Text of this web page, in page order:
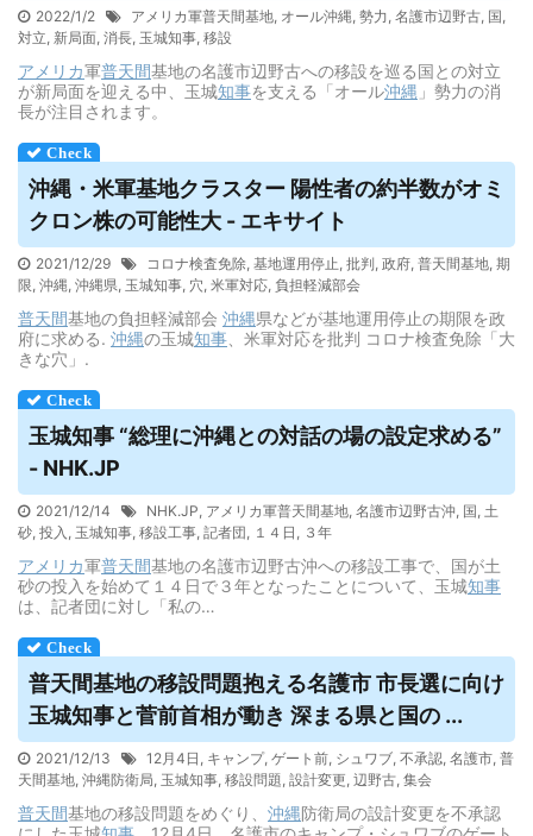
2022/1/2 アメリカ軍普天間基地, オール沖縄, 勢力, 名護市辺野古, 国,
対立, 新局面, 消長, 玉城知事, 移設
アメリカ軍普天間基地の名護市辺野古への移設を巡る国との対立
が新局面を迎える中、玉城知事を支える「オール沖縄 」勢力の消
長が注目されます。
沖縄・米軍基地クラスター 陽性者の約半数がオミ
クロン株の可能性大 - エキサイト
2021/12/29 コロナ検査免除, 基地運用停止, 批判, 政府, 普天間基地, 期
限, 沖縄, 沖縄県, 玉城知事, 穴, 米軍対応, 負担軽減部会
普天間基地の負担軽減部会 沖縄県などが基地運用停止の期限を政
府に求める. 沖縄の玉城知事 、米軍対応を批判 コロナ検査免除「大
きな穴」.
玉城知事 “総理に沖縄との対話の場の設定求める”
- NHK.JP
2021/12/14 NHK.JP, アメリカ軍普天間基地, 名護市辺野古沖, 国, 土
砂, 投入 , 玉城知事, 移設工事, 記者団, １４日 , ３年
アメリカ軍普天間基地の名護市辺野古沖への移設工事で、国が土
砂の投入を始めて１４日で３年となったことについて、玉城知事
は、記者団に対し「私の…
普天間基地の移設問題抱える名護市 市長選に向け
玉城知事と菅前首相が動き 深まる県と国の ...
2021/12/13 12月4日 , キャンプ, ゲート前, シュワブ, 不承認, 名護市, 普
天間基地, 沖縄防衛局, 玉城知事, 移設問題, 設計変更, 辺野古, 集会
普天間基地の移設問題をめぐり、 沖縄防衛局の設計変更を不承認